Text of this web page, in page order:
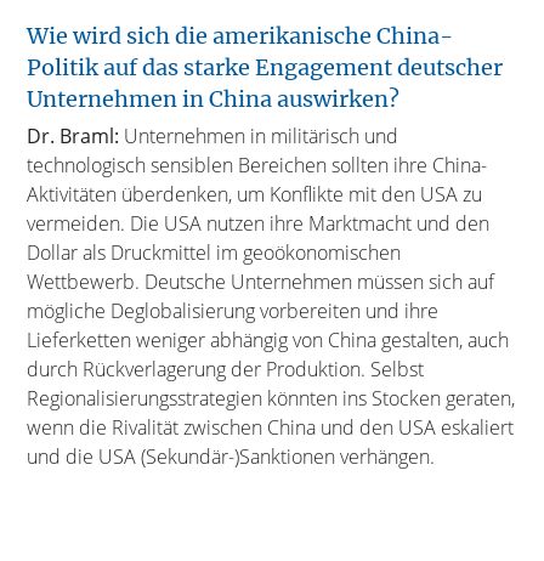
Wie wird sich die amerikanische China-
Politik auf das starke Engagement deutscher
Unternehmen in China auswirken?
Dr. Braml: Unternehmen in militärisch und
technologisch sensiblen Bereichen sollten ihre China-
Aktivitäten überdenken, um Konflikte mit den USA zu
vermeiden. Die USA nutzen ihre Marktmacht und den
Dollar als Druckmittel im geoökonomischen
Wettbewerb. Deutsche Unternehmen müssen sich auf
mögliche Deglobalisierung vorbereiten und ihre
Lieferketten weniger abhängig von China gestalten, auch
durch Rückverlagerung der Produktion. Selbst
Regionalisierungsstrategien könnten ins Stocken geraten,
wenn die Rivalität zwischen China und den USA eskaliert
und die USA (Sekundär-)Sanktionen verhängen.